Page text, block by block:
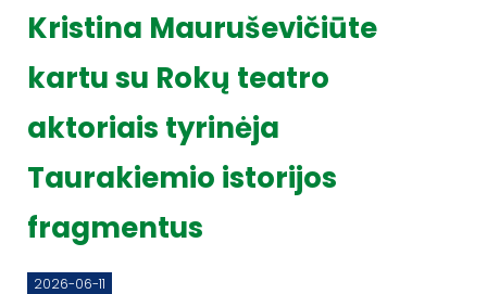
Kristina Mauruševičiūte
kartu su Rokų teatro
aktoriais tyrinėja
Taurakiemio istorijos
fragmentus
2026-06-11